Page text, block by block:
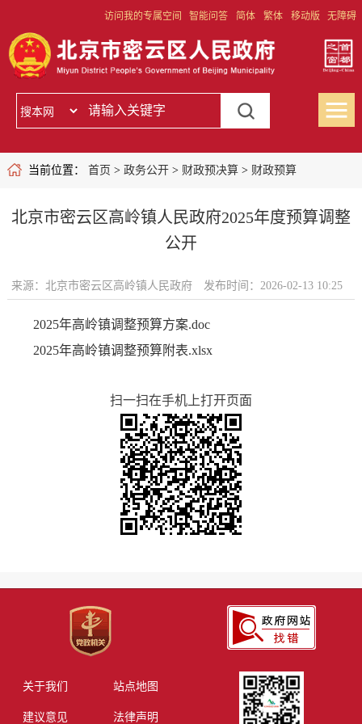
访问我的专属空间 智能问答 简体 繁体 移动版 无障碍
当前位置： 首页 > 政务公开> 财政预决算> 财政预算
北京市密云区高岭镇人民政府2025年度预算调整
公开
来源：北京市密云区高岭镇人民政府 发布时间：2026-02-13 10:25
2025年高岭镇调整预算方案.doc
2025年高岭镇调整预算附表.xlsx
扫一扫在手机上打开页面
关于我们 站点地图
建议意见 法律声明